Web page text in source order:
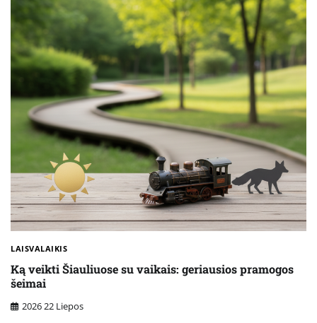
LAISVALAIKIS
Ką veikti Šiauliuose su vaikais: geriausios pramogos
šeimai
2026 22 Liepos